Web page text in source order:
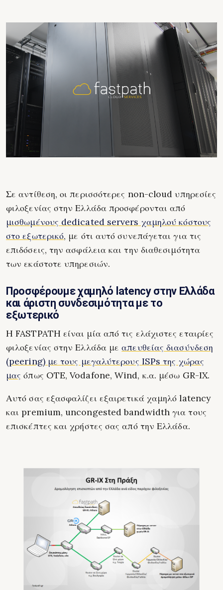
Σε αντίθεση, οι περισσότερες non-cloud υπηρεσίες
φιλοξενίας στην Ελλάδα προσφέρονται από
μισθωμένους dedicated servers χαμηλού κόστους
στο εξωτερικό, με ότι αυτό συνεπάγεται για τις
επιδόσεις, την ασφάλεια και την διαθεσιμότητα
των εκάστοτε υπηρεσιών.
Προσφέρουμε χαμηλό latency στην Ελλάδα
και άριστη συνδεσιμότητα με το
εξωτερικό
H FASTPATH είναι μία από τις ελάχιστες εταιρίες
φιλοξενίας στην Ελλάδα μεαπευθείας διασύνδεση
(peering) με τους μεγαλύτερους ISPs της χώρας
μας όπως OTE, Vodafone, Wind, κ.α. μέσω GR-IX.
Αυτό σας εξασφαλίζει εξαιρετικά χαμηλό latency
και premium, uncongested bandwidth για τους
επισκέπτες και χρήστες σας από την Ελλάδα.